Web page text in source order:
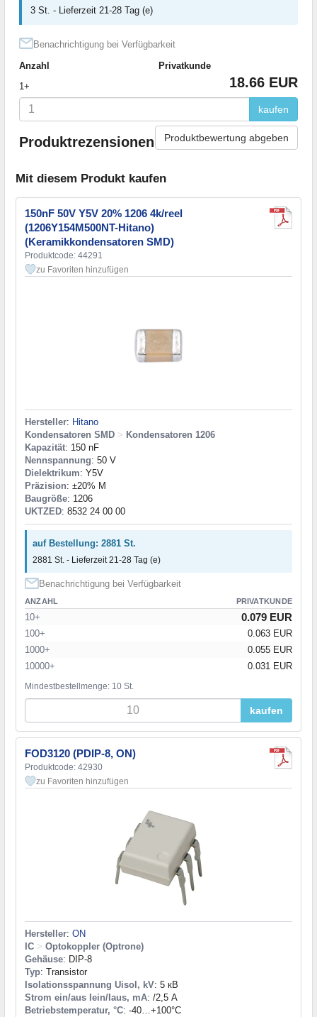
3 St. - Lieferzeit 21-28 Tag (e)
Benachrichtigung bei Verfügbarkeit
Anzahl
Privatkunde
1+
18.66 EUR
kaufen
Produktrezensionen Produktbewertung abgeben
Mit diesem Produkt kaufen
150nF 50V Y5V 20% 1206 4k/reel
(1206Y154M500NT-Hitano)
(Keramikkondensatoren SMD)
Produktcode: 44291
zu Favoriten hinzufügen
Hersteller: Hitano
Kondensatoren SMD > Kondensatoren 1206
Kapazität: 150 nF
Nennspannung: 50 V
Dielektrikum: Y5V
Präzision: ±20% M
Baugröße: 1206
UKTZED: 8532 24 00 00
auf Bestellung: 2881 St.
2881 St. - Lieferzeit 21-28 Tag (e)
Benachrichtigung bei Verfügbarkeit
ANZAHL PRIVATKUNDE
10+ 0.079 EUR
100+
0.063 EUR
1000+
0.055 EUR
10000+
0.031 EUR
Mindestbestellmenge: 10 St.
kaufen
FOD3120 (PDIP-8, ON)
Produktcode: 42930
zu Favoriten hinzufügen
Hersteller: ON
IC > Optokoppler (Optrone)
Gehäuse: DIP-8
Typ: Transistor
Isolationsspannung Uisol, kV: 5 кВ
Strom ein/aus Iein/Iaus, mA: /2,5 А
Betriebstemperatur, °C: -40…+100°С